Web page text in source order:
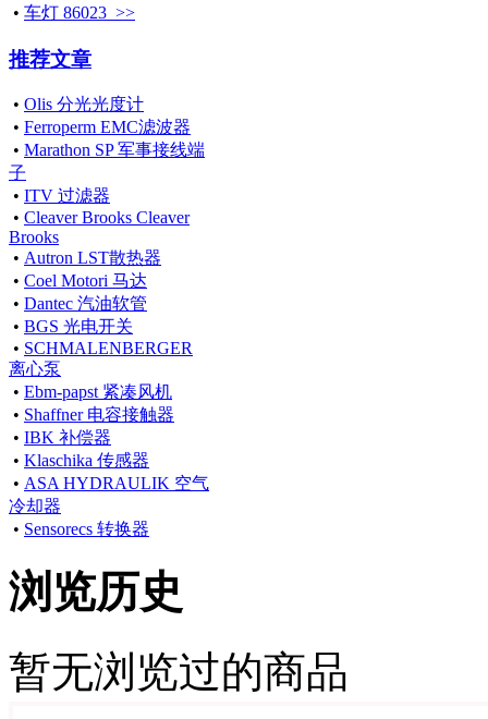
• 车灯 86023 >>
推荐文章
• Olis 分光光度计
• Ferroperm EMC滤波器
• Marathon SP 军事接线端
子
• ITV 过滤器
• Cleaver Brooks Cleaver
Brooks
• Autron LST散热器
• Coel Motori 马达
• Dantec 汽油软管
• BGS 光电开关
• SCHMALENBERGER
离心泵
• Ebm-papst 紧凑风机
• Shaffner 电容接触器
• IBK 补偿器
• Klaschika 传感器
• ASA HYDRAULIK 空气
冷却器
• Sensorecs 转换器
浏览历史
暂无浏览过的商品